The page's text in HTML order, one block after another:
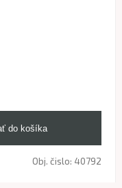
Obj. čislo: 40792